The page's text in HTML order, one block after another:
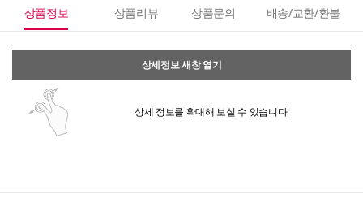
상품정보 상품리뷰 상품문의 배송/교환/환불
상세정보 새창 열기
상세 정보를 확대해 보실 수 있습니다.